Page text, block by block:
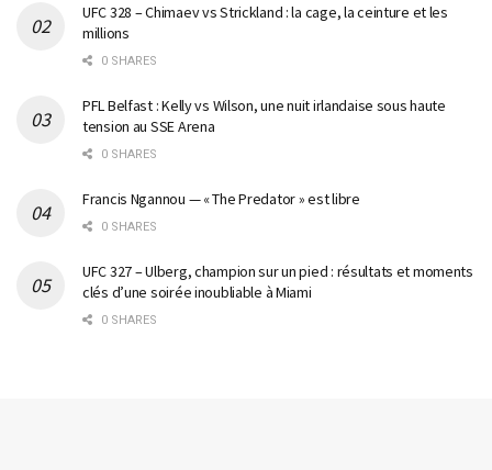
UFC 328 – Chimaev vs Strickland : la cage, la ceinture et les
millions
0 SHARES
PFL Belfast : Kelly vs Wilson, une nuit irlandaise sous haute
tension au SSE Arena
0 SHARES
Francis Ngannou — « The Predator » est libre
0 SHARES
UFC 327 – Ulberg, champion sur un pied : résultats et moments
clés d’une soirée inoubliable à Miami
0 SHARES